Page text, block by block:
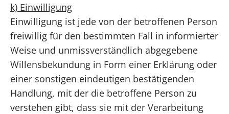
k) Einwilligung
Einwilligung ist jede von der betroffenen Person
freiwillig für den bestimmten Fall in informierter
Weise und unmissverständlich abgegebene
Willensbekundung in Form einer Erklärung oder
einer sonstigen eindeutigen bestätigenden
Handlung, mit der die betroffene Person zu
verstehen gibt, dass sie mit der Verarbeitung